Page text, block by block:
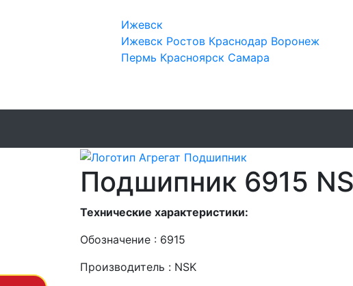
Ижевск
Ижевск Ростов Краснодар Воронеж
Пермь Красноярск Самара
Подшипник 6915
Технические характеристики:
Обозначение : 6915
Производитель : NSK